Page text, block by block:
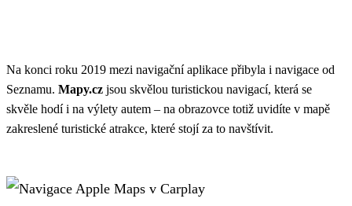
Na konci roku 2019 mezi navigační aplikace přibyla i navigace od
Seznamu. Mapy.cz jsou skvělou turistickou navigací, která se
skvěle hodí i na výlety autem – na obrazovce totiž uvidíte v mapě
zakreslené turistické atrakce, které stojí za to navštívit.